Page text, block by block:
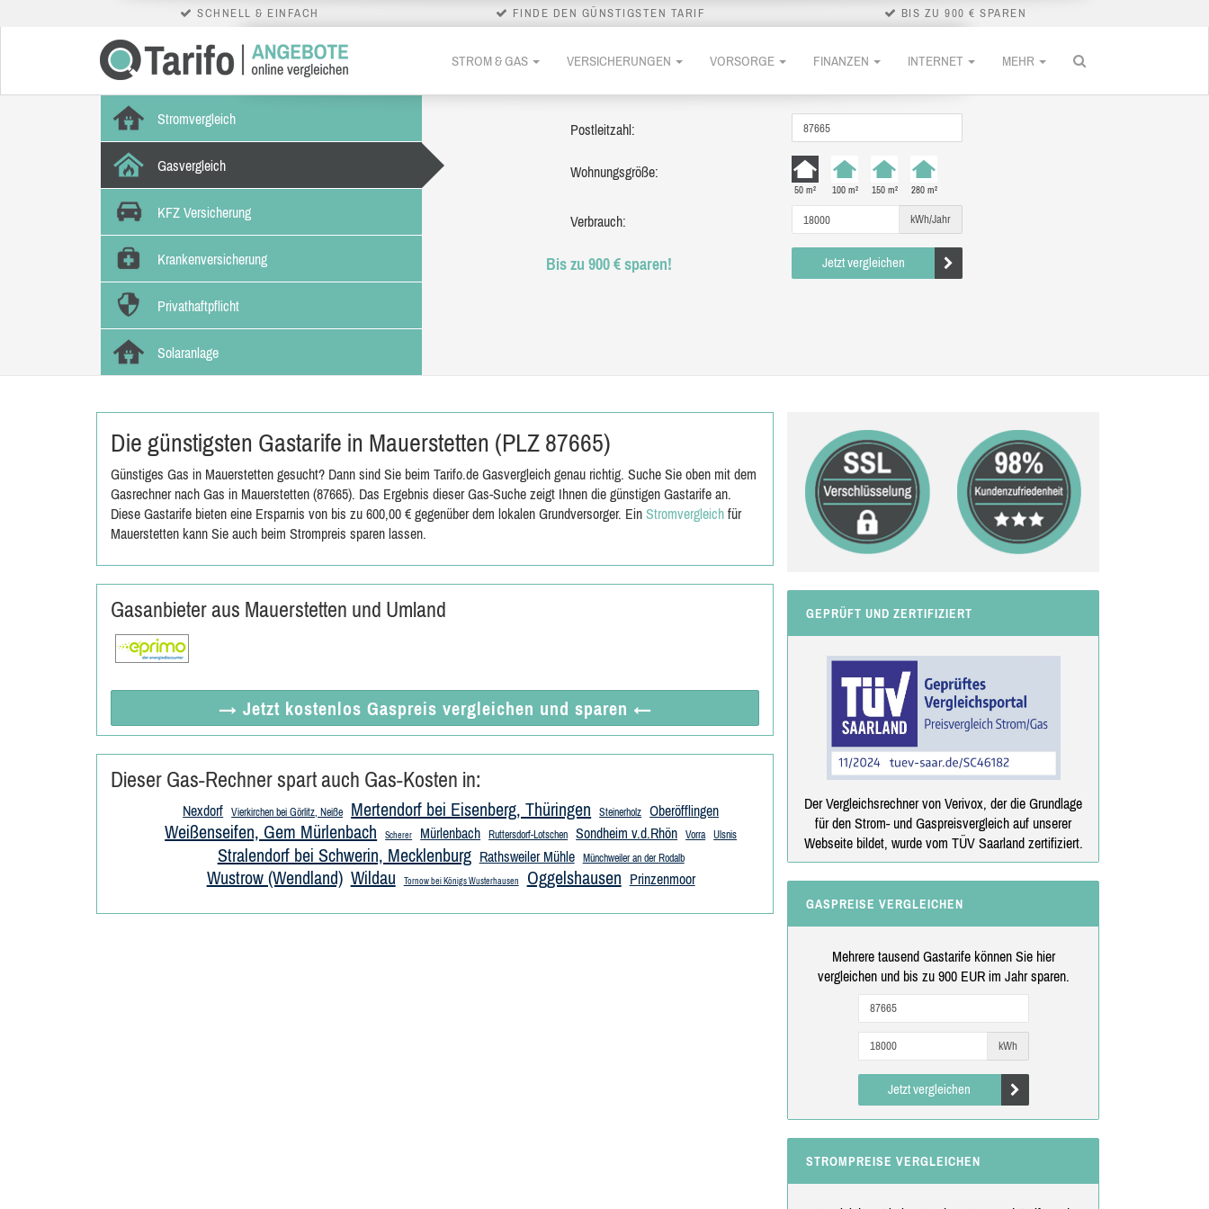
SCHNELL & EINFACH FINDE DEN GÜNSTIGSTEN TARIF BIS ZU 900 € SPAREN
STROM & GAS VERSICHERUNGEN VORSORGE FINANZEN INTERNET MEHR
Stromvergleich
Gasvergleich
KFZ Versicherung
Krankenversicherung
Privathaftpflicht
Solaranlage
Postleitzahl:
Wohnungsgröße:
50 m² 100 m² 150 m² 280 m²
Verbrauch: kWh/Jahr
Bis zu 900 € sparen! Jetzt vergleichen
Die günstigsten Gastarife in Mauerstetten (PLZ 87665)
Günstiges Gas in Mauerstetten gesucht? Dann sind Sie beim Tarifo.de Gasvergleich genau richtig. Suche Sie oben mit dem
Gasrechner nach Gas in Mauerstetten (87665). Das Ergebnis dieser Gas-Suche zeigt Ihnen die günstigen Gastarife an.
Diese Gastarife bieten eine Ersparnis von bis zu 600,00 € gegenüber dem lokalen Grundversorger. Ein Stromvergleich für
Mauerstetten kann Sie auch beim Strompreis sparen lassen.
Gasanbieter aus Mauerstetten und Umland
→ Jetzt kostenlos Gaspreis vergleichen und sparen ←
Dieser Gas-Rechner spart auch Gas-Kosten in:
Nexdorf Vierkirchen bei Görlitz, Neiße Mertendorf bei Eisenberg, Thüringen Steinerholz Oberöfflingen
Weißenseifen, Gem Mürlenbach Scherer Mürlenbach Ruttersdorf-Lotschen Sondheim v.d.Rhön Vorra Ulsnis
Stralendorf bei Schwerin, Mecklenburg Rathsweiler Mühle Münchweiler an der Rodalb
Wustrow (Wendland) Wildau Tornow bei Königs Wusterhausen Oggelshausen Prinzenmoor
GEPRÜFT UND ZERTIFIZIERT
Der Vergleichsrechner von Verivox, der die Grundlage
für den Strom- und Gaspreisvergleich auf unserer
Webseite bildet, wurde vom TÜV Saarland zertifiziert.
GASPREISE VERGLEICHEN
Mehrere tausend Gastarife können Sie hier
vergleichen und bis zu 900 EUR im Jahr sparen.
kWh
Jetzt vergleichen
STROMPREISE VERGLEICHEN